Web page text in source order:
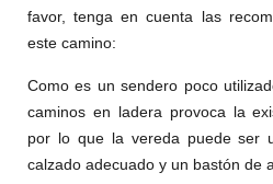
favor, tenga en cuenta las
este camino:
Como es un sendero poco
caminos en ladera provoca la
por lo que la vereda puede ser
calzado adecuado y un bastón de